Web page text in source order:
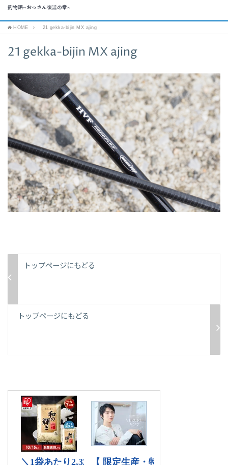
釣物語~おっさん復活の章~
HOME 21 gekka-bijin MX ajing
21 gekka-bijin MX ajing
トップページにもどる
トップページにもどる